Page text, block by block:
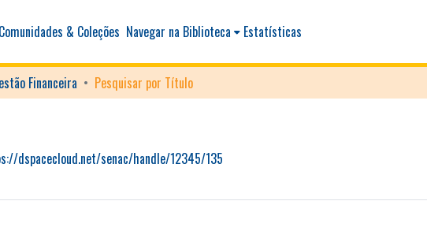
Comunidades & Coleções Navegar na Biblioteca Estatísticas
Financeira Pesquisar por Título
dspacecloud.net/senac/handle/12345/135